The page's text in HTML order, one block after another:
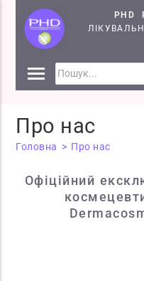
PHD
КОСМЕЦЕВТИКИ PHD
СЕМІНАРИ
Про нас
Головна > Про нас
Офіційний